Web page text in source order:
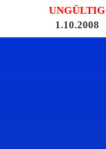
UNGÜLTIG
1.10.2008